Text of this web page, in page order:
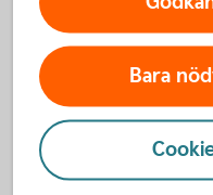
Du kan även ansöka om
eller bankkontor.
Ring och
Bara